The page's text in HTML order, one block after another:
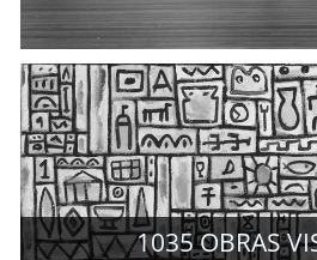
1035OBRAS